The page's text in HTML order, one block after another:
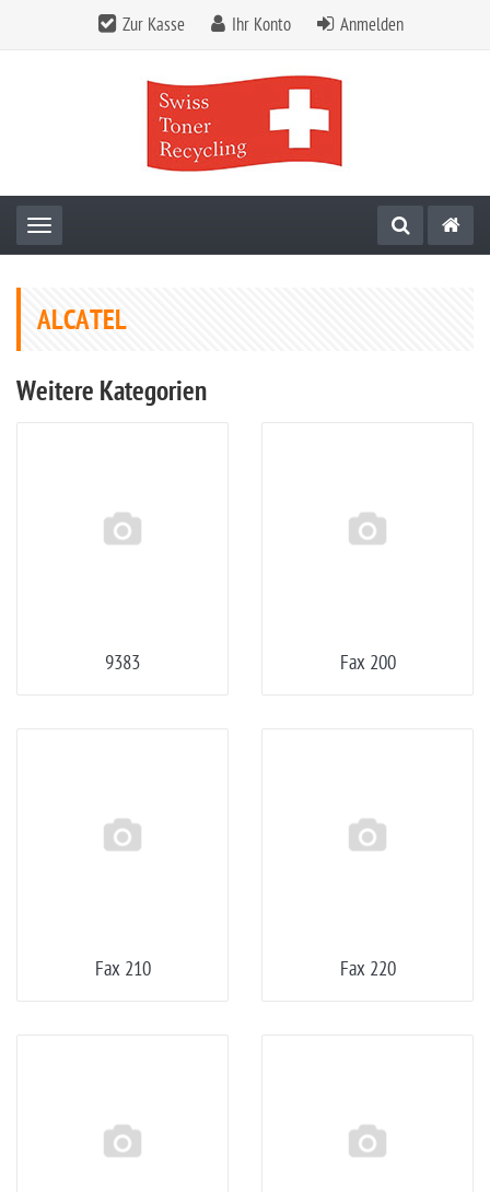
Zur Kasse Ihr Konto Anmelden
Toggle navigation
ALCATEL
Weitere Kategorien
9383 Fax 200
Fax 210 Fax 220